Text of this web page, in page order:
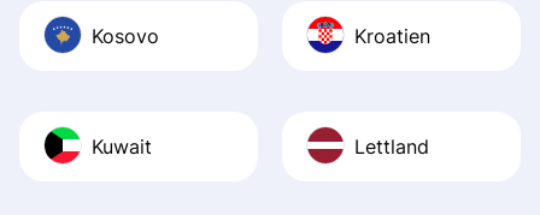
Kosovo Kroatien
Kuwait Lettland